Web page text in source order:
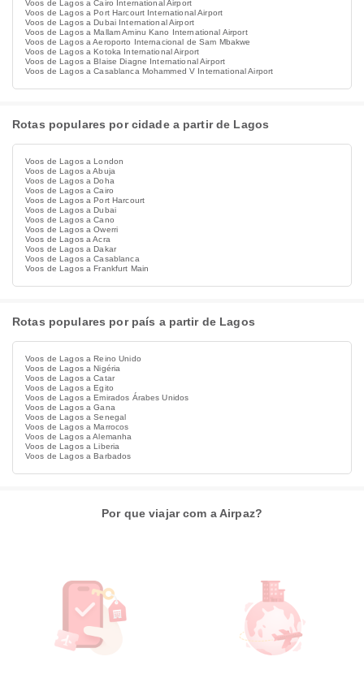
Voos de Lagos a Cairo International Airport
Voos de Lagos a Port Harcourt International Airport
Voos de Lagos a Dubai International Airport
Voos de Lagos a Mallam Aminu Kano International Airport
Voos de Lagos a Aeroporto Internacional de Sam Mbakwe
Voos de Lagos a Kotoka International Airport
Voos de Lagos a Blaise Diagne International Airport
Voos de Lagos a Casablanca Mohammed V International Airport
Rotas populares por cidade a partir de Lagos
Voos de Lagos a London
Voos de Lagos a Abuja
Voos de Lagos a Doha
Voos de Lagos a Cairo
Voos de Lagos a Port Harcourt
Voos de Lagos a Dubai
Voos de Lagos a Cano
Voos de Lagos a Owerri
Voos de Lagos a Acra
Voos de Lagos a Dakar
Voos de Lagos a Casablanca
Voos de Lagos a Frankfurt Main
Rotas populares por país a partir de Lagos
Voos de Lagos a Reino Unido
Voos de Lagos a Nigéria
Voos de Lagos a Catar
Voos de Lagos a Egito
Voos de Lagos a Emirados Árabes Unidos
Voos de Lagos a Gana
Voos de Lagos a Senegal
Voos de Lagos a Marrocos
Voos de Lagos a Alemanha
Voos de Lagos a Liberia
Voos de Lagos a Barbados
Por que viajar com a Airpaz?